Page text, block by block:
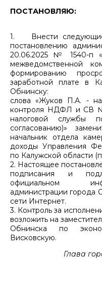
ПОСТАНОВЛЯЮ:
1. Внести
постановлению
20.06.2025 № 1540-п
межведомственной
формированию
заработной плате в
Обнинску:
слова «Жуков П.А. -
контроля НДФЛ и СВ
налоговой службы
согласованию)»
начальник отдела
доходы Управления
по Калужской области
2. Настоящее
подписания и
официальном
администрации города
сети Интернет.
3. Контроль за
возложить на
Обнинска по
Висковскую.
Глава